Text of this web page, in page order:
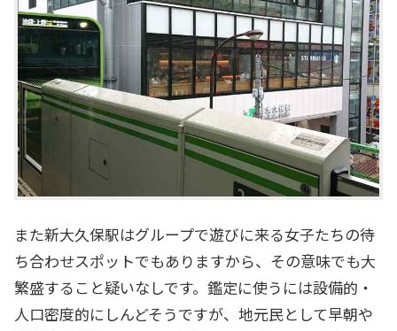
また新大久保駅はグループで遊びに来る女子たちの待
ち合わせスポットでもありますから、その意味でも大
繁盛すること疑いなしです。鑑定に使うには設備的・
人口密度的にしんどそうですが、地元民として早朝や